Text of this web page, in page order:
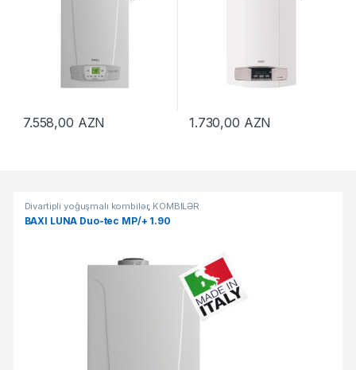
7.558,00 AZN 1.730,00 AZN
Məhsullar Şəbəkəsi
Divartipli yoğuşmalı kombilər, KOMBİLƏR
BAXI LUNA Duo-tec MP/+ 1.90